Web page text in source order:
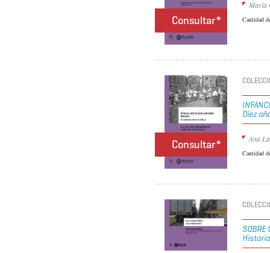
Consultar*
María
Cantidad
Consultar*
Diez
Ana
Cantidad
SOBRE